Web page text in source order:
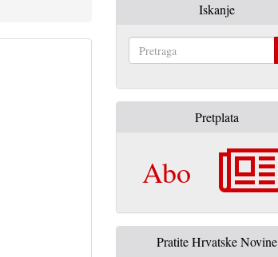
Iskanje
Pretplata
Abo
Pratite Hrvatske Novine